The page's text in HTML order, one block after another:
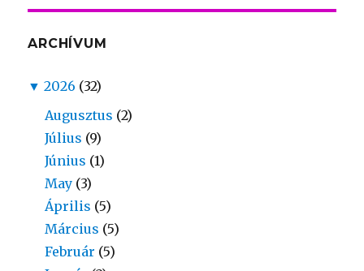
ARCHÍVUM
▼ 2026 (32)
Augusztus (2)
Július (9)
Június (1)
May (3)
Április (5)
Március (5)
Február (5)